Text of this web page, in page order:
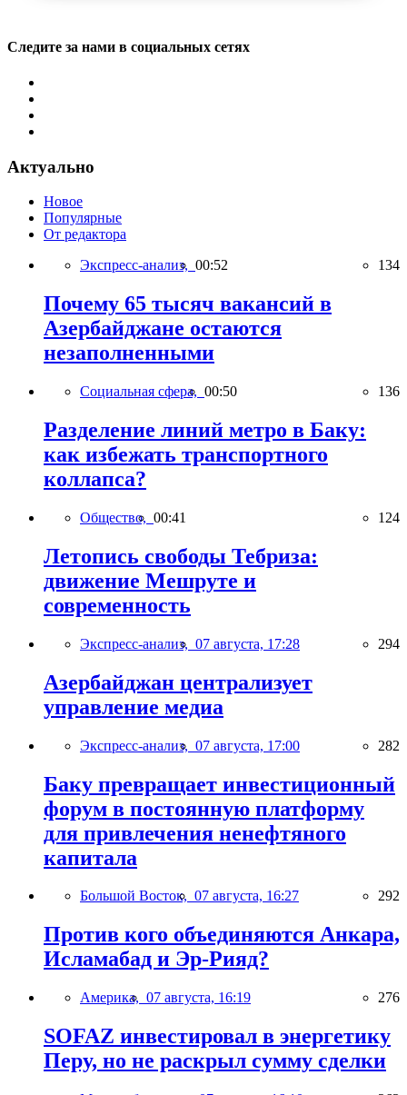
Следите за нами в социальных сетях
Актуально
Новое
Популярные
От редактора
Экспресс-анализ, 00:52 134
Почему 65 тысяч вакансий в
Азербайджане остаются
незаполненными
Социальная сфера, 00:50 136
Разделение линий метро в Баку:
как избежать транспортного
коллапса?
Общество, 00:41 124
Летопись свободы Тебриза:
движение Мешруте и
современность
Экспресс-анализ, 07 августа, 17:28 294
Азербайджан централизует
управление медиа
Экспресс-анализ, 07 августа, 17:00 282
Баку превращает инвестиционный
форум в постоянную платформу
для привлечения ненефтяного
капитала
Большой Восток, 07 августа, 16:27 292
Против кого объединяются Анкара,
Исламабад и Эр-Рияд?
Америка, 07 августа, 16:19 276
SOFAZ инвестировал в энергетику
Перу, но не раскрыл сумму сделки